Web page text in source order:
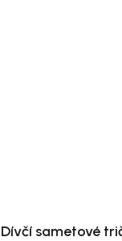
Dívčí sametové